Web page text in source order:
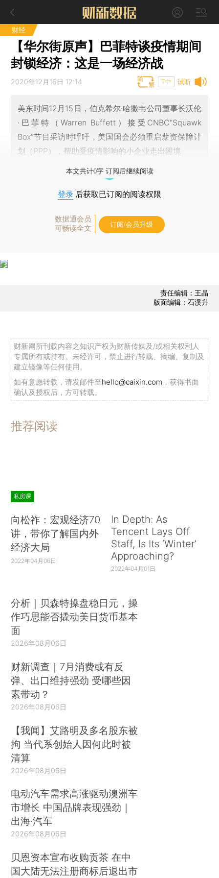
财经
【华尔街原声】巴菲特谈疫情期间
封锁经济：这是一场经济战
试听
2020年12月16日 12:14 T中
美东时间12月15日，伯克希尔·哈撒韦公司董事长沃伦
·巴菲特（Warren Buffett）接受CNBC“Squawk
Box”节目采访时呼吁，美国国会必须重启薪资保障计
划（PPP），帮助受疫情影响的小企业走出困境
本文共计0字 订阅后继续阅读
登录 后获取已订阅的阅读权限
数据通会员
可畅读全文
订阅/会员升级
责任编辑：王晶
版面编辑：石溪升
财新网所刊载内容之知识产权为财新传媒及/或相关权利人
专属所有或持有。未经许可，禁止进行转载、摘编、复制及
建立镜像等任何使用。
如有意愿转载，请发邮件至hello@caixin.com ，获得书面
确认及授权后，方可转载。
推荐阅读
私房课
向松祚：宏观经济70
讲，带你了解国内外
经济大局
2022年04月06日
In Depth: As
Tencent Lays Off
Staff, Is Its ‘Winter’
Approaching?
2022年04月01日
分析｜贝森特操盘稳日元，操
作巧思能否撬动美日货币基本
面
2026年08月06日
财新调查｜7月消费或有反
弹、出口维持强劲 受哪些因
素带动？
2026年08月06日
【我闻】艾路明及多名股东被
拘 当代系创始人因何此时被
清算
2026年08月06日
电动汽车需求高涨驱动澳洲车
市增长 中国品牌表现强劲｜
出海·汽车
2026年08月06日
贝恩资本宣布收购贡茶 在中
国大陆无法注册商标后退出市